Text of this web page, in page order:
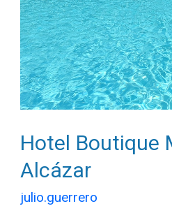
Hotel Boutique
Alcázar
julio.guerrero